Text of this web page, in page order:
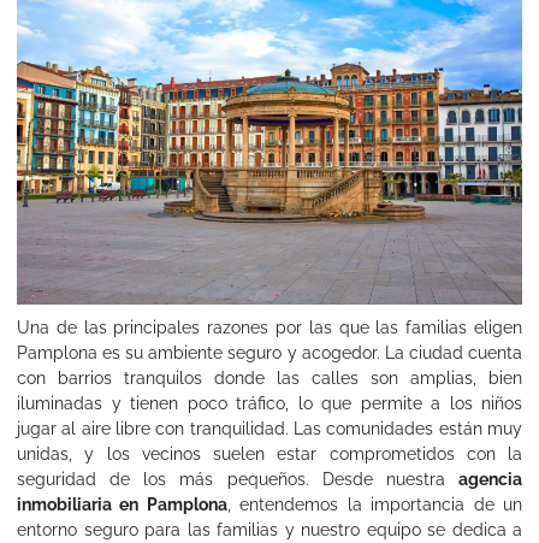
Una de las principales razones por las que las familias eligen
Pamplona es su ambiente seguro y acogedor. La ciudad cuenta
con barrios tranquilos donde las calles son amplias, bien
iluminadas y tienen poco tráfico, lo que permite a los niños
jugar al aire libre con tranquilidad. Las comunidades están muy
unidas, y los vecinos suelen estar comprometidos con la
seguridad de los más pequeños. Desde nuestra agencia
inmobiliaria en Pamplona, entendemos la importancia de un
entorno seguro para las familias y nuestro equipo se dedica a